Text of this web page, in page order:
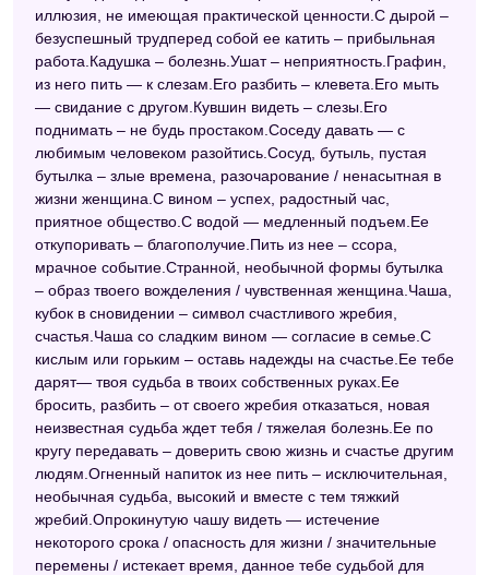
иллюзия, не имеющая практической ценности.С дырой –
безуспешный трудперед собой ее катить – прибыльная
работа.Кадушка – болезнь.Ушат – неприятность.Графин,
из него пить — к слезам.Его разбить – клевета.Его мыть
— свидание с другом.Кувшин видеть – слезы.Его
поднимать – не будь простаком.Соседу давать — с
любимым человеком разойтись.Сосуд, бутыль, пустая
бутылка – злые времена, разочарование / ненасытная в
жизни женщина.С вином – успех, радостный час,
приятное общество.С водой — медленный подъем.Ее
откупоривать – благополучие.Пить из нее – ссора,
мрачное событие.Странной, необычной формы бутылка
– образ твоего вожделения / чувственная женщина.Чаша,
кубок в сновидении – символ счастливого жребия,
счастья.Чаша со сладким вином — согласие в семье.С
кислым или горьким – оставь надежды на счастье.Ее тебе
дарят— твоя судьба в твоих собственных руках.Ее
бросить, разбить – от своего жребия отказаться, новая
неизвестная судьба ждет тебя / тяжелая болезнь.Ее по
кругу передавать – доверить свою жизнь и счастье другим
людям.Огненный напиток из нее пить – исключительная,
необычная судьба, высокий и вместе с тем тяжкий
жребий.Опрокинутую чашу видеть — истечение
некоторого срока / опасность для жизни / значительные
перемены / истекает время, данное тебе судьбой для